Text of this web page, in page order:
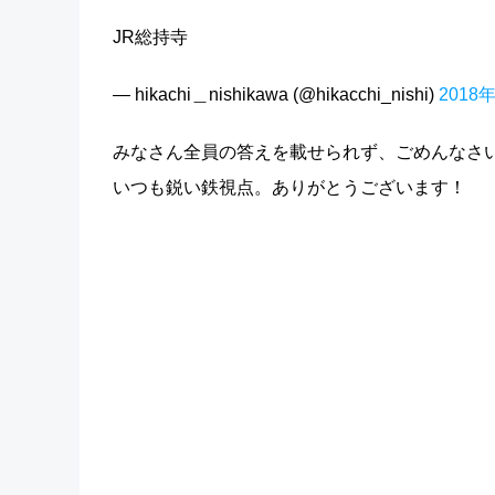
JR総持寺
— hikachi＿nishikawa (@hikacchi_nishi) 2018
みなさん全員の答えを載せられず、ごめんなさ
いつも鋭い鉄視点。ありがとうございます！